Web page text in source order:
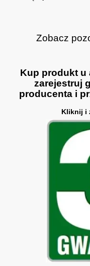
Zobacz
Kup produkt u
zarejestruj
producenta i
Kliknij i